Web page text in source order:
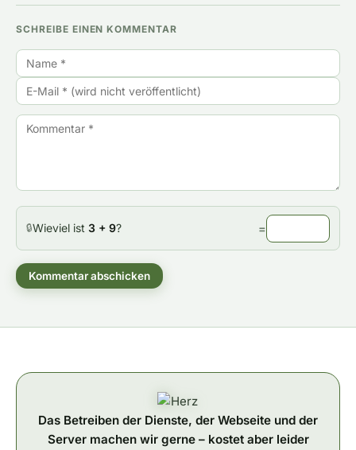
SCHREIBE EINEN KOMMENTAR
🔒Wieviel ist 3 + 9? =
Kommentar abschicken
Das Betreiben der Dienste, der Webseite und der
Server machen wir gerne – kostet aber leider